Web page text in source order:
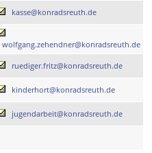
kasse@konradsreuth.de
wolfgang.zehendner@konradsreuth.de
ruediger.fritz@konradsreuth.de
kinderhort@konradsreuth.de
jugendarbeit@konradsreuth.de